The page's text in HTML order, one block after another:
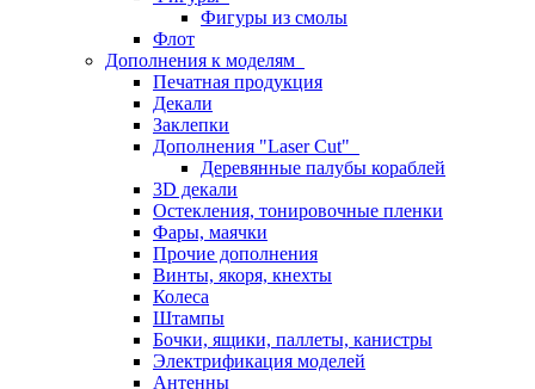
Фигуры из смолы
Флот
Дополнения к моделям
Печатная продукция
Декали
Заклепки
Дополнения "Laser Cut"
Деревянные палубы кораблей
3D декали
Остекления, тонировочные пленки
Фары, маячки
Прочие дополнения
Винты, якоря, кнехты
Колеса
Штампы
Бочки, ящики, паллеты, канистры
Электрификация моделей
Антенны